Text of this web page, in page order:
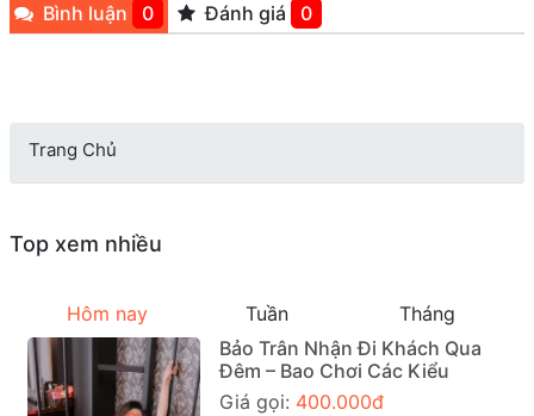
Bình luận 0 Đánh giá 0
Trang Chủ
Top xem nhiều
Hôm nay Tuần
Tháng
Bảo Trân Nhận Đi Khách Qua
Đêm – Bao Chơi Các Kiểu
Giá gọi: 400.000đ